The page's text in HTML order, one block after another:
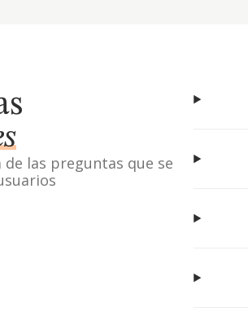
de las preguntas que se